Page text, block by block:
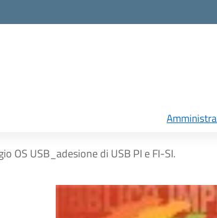
OS USB_adesione di USB PI e FI-SI.